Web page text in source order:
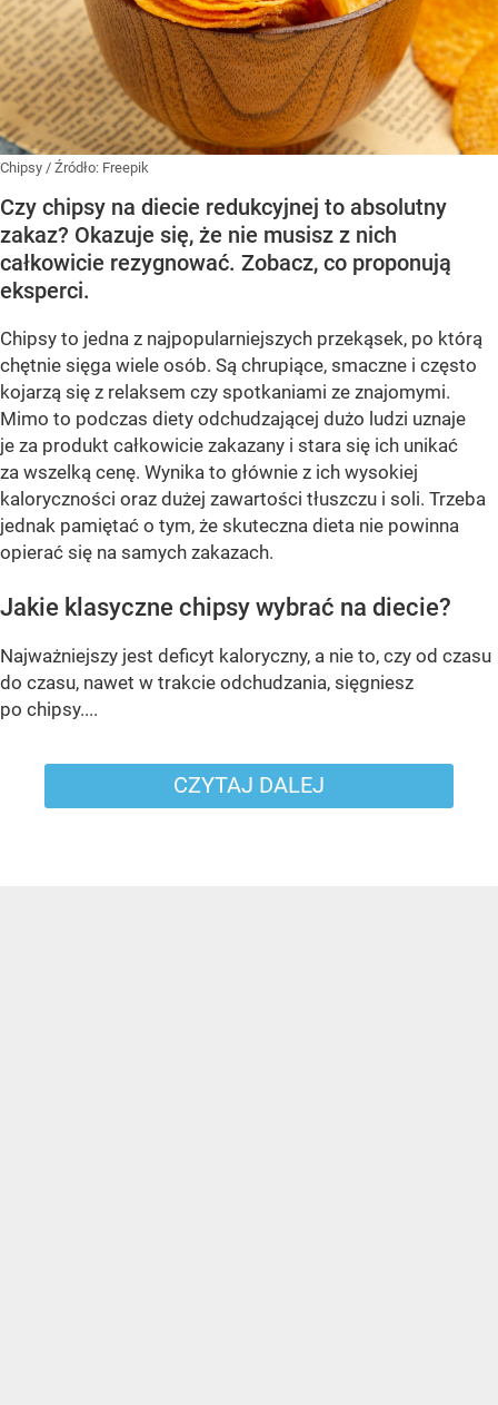
Chipsy / Źródło: Freepik
Czy chipsy na diecie redukcyjnej to absolutny
zakaz? Okazuje się, że nie musisz z nich
całkowicie rezygnować. Zobacz, co proponują
eksperci.
Chipsy to jedna z najpopularniejszych przekąsek, po którą
chętnie sięga wiele osób. Są chrupiące, smaczne i często
kojarzą się z relaksem czy spotkaniami ze znajomymi.
Mimo to podczas diety odchudzającej dużo ludzi uznaje
je za produkt całkowicie zakazany i stara się ich unikać
za wszelką cenę. Wynika to głównie z ich wysokiej
kaloryczności oraz dużej zawartości tłuszczu i soli. Trzeba
jednak pamiętać o tym, że skuteczna dieta nie powinna
opierać się na samych zakazach.
Jakie klasyczne chipsy wybrać na diecie?
Najważniejszy jest deficyt kaloryczny, a nie to, czy od czasu
do czasu, nawet w trakcie odchudzania, sięgniesz
po chipsy....
CZYTAJ DALEJ